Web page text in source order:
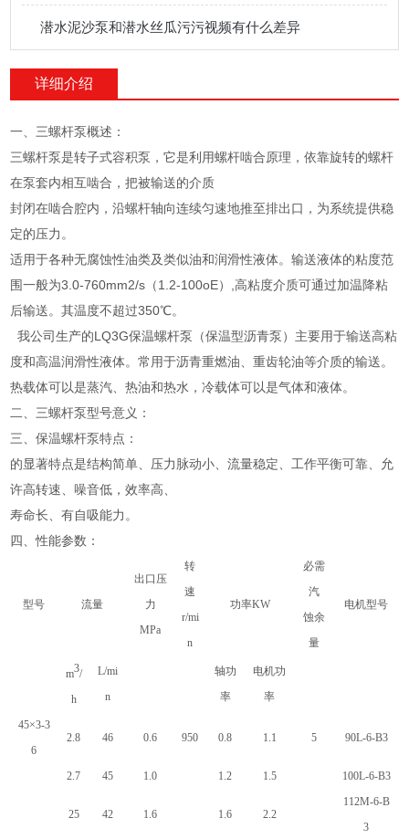
潜水泥沙泵和潜水丝瓜污污视频有什么差异
详细介绍
一、三螺杆泵概述：
三螺杆泵是转子式容积泵，它是利用螺杆啮合原理，依靠旋转的螺杆
在泵套内相互啮合，把被输送的介质
封闭在啮合腔内，沿螺杆轴向连续匀速地推至排出口，为系统提供稳
定的压力。
适用于各种无腐蚀性油类及类似油和润滑性液体。输送液体的粘度范
围一般为3.0-760mm2/s（1.2-100oE）,高粘度介质可通过加温降粘
后输送。其温度不超过350℃。
我公司生产的LQ3G保温螺杆泵（保温型沥青泵）主要用于输送高粘
度和高温润滑性液体。常用于沥青重燃油、重齿轮油等介质的输送。
热载体可以是蒸汽、热油和热水，冷载体可以是气体和液体。
二、三螺杆泵型号意义：
三、保温螺杆泵特点：
的显著特点是结构简单、压力脉动小、流量稳定、工作平衡可靠、允
许高转速、噪音低，效率高、
寿命长、有自吸能力。
四、性能参数：
型号 流量
出口压
力
MPa
转
速
r/mi
n
功率KW
必需
汽
蚀余
量
电机型号
m3/
h
L/mi
n
轴功
率
电机功
率
45×3-3
6
2.8 46 0.6 950 0.8 1.1 5 90L-6-B3
2.7 45 1.0 1.2 1.5 100L-6-B3
25 42 1.6 1.6 2.2
112M-6-B
3